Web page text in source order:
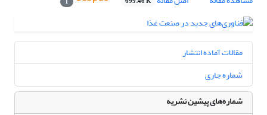
مقالات آماده انتشار
شماره جاری
شماره‌های پیشین نشریه